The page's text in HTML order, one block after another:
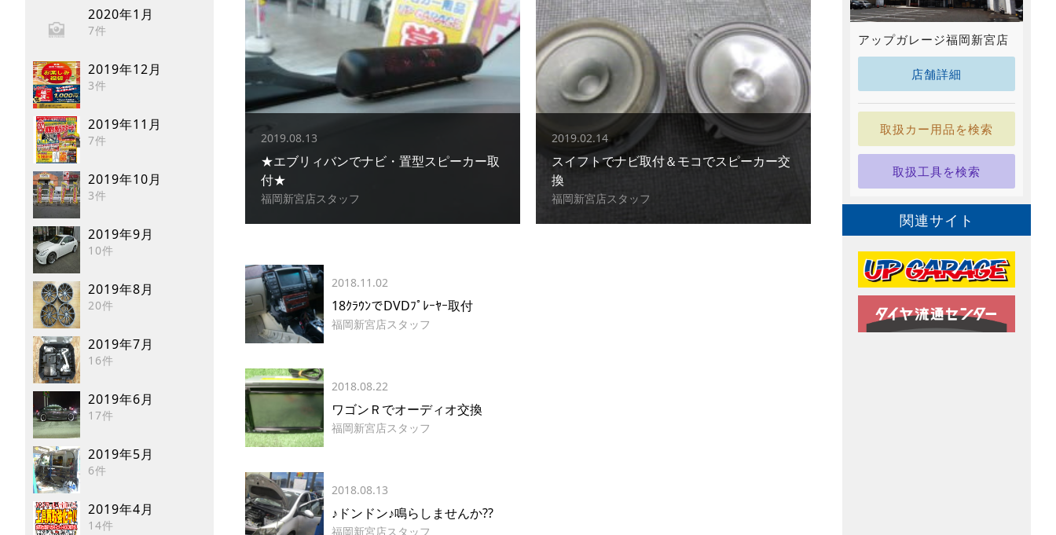
2020年1月
7件
2019年12月
3件
2019年11月
7件
2019年10月
3件
2019年9月
10件
2019年8月
20件
2019年7月
16件
2019年6月
17件
2019年5月
6件
2019年4月
14件
2019.08.13
★エブリィバンでナビ・置型スピーカー取
付★
福岡新宮店スタッフ
2019.02.14
スイフトでナビ取付＆モコでスピーカー交
換
福岡新宮店スタッフ
2018.11.02
18ｸﾗｳﾝでDVDﾌﾟﾚｰﾔｰ取付
福岡新宮店スタッフ
2018.08.22
ワゴンＲでオーディオ交換
福岡新宮店スタッフ
2018.08.13
♪ドンドン♪鳴らしませんか??
福岡新宮店スタッフ
アップガレージ福岡新宮店
店舗詳細
取扱カー用品を検索
取扱工具を検索
関連サイト